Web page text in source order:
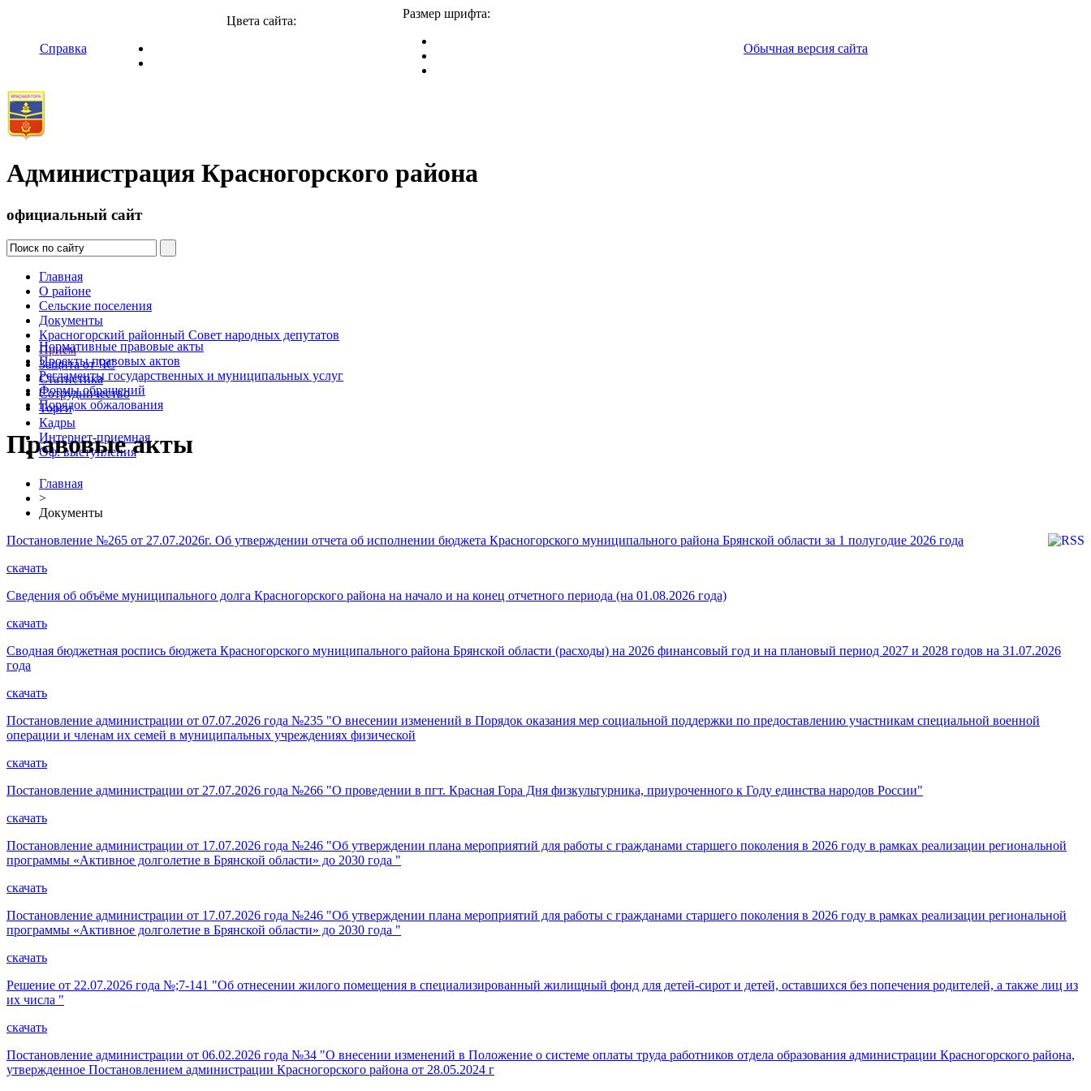
Справка
Цвета сайта:
Размер шрифта:
Обычная версия сайта
Администрация Красногорского района
официальный сайт
Главная
О районе
Сельские поселения
Документы
Красногорский районный Совет народных депутатов
Прием
Защита от ЧС
Статистика
Сотрудничество
Торги
Кадры
Интернет-приемная
Оф. выступления
Нормативные правовые акты
Проекты правовых актов
Регламенты государственных и муниципальных услуг
Формы обращений
Порядок обжалования
Правовые акты
Главная
>
Документы
Постановление №265 от 27.07.2026г. Об утверждении отчета об исполнении бюджета Красногорского муниципального района Брянской области за 1 полугодие 2026 года
скачать
Сведения об объёме муниципального долга Красногорского района на начало и на конец отчетного периода (на 01.08.2026 года)
скачать
Сводная бюджетная роспись бюджета Красногорского муниципального района Брянской области (расходы) на 2026 финансовый год и на плановый период 2027 и 2028 годов на 31.07.2026
года
скачать
Постановление администрации от 07.07.2026 года №235 "О внесении изменений в Порядок оказания мер социальной поддержки по предоставлению участникам специальной военной
операции и членам их семей в муниципальных учреждениях физической
скачать
Постановление администрации от 27.07.2026 года №266 "О проведении в пгт. Красная Гора Дня физкультурника, приуроченного к Году единства народов России"
скачать
Постановление администрации от 17.07.2026 года №246 "Об утверждении плана мероприятий для работы с гражданами старшего поколения в 2026 году в рамках реализации региональной
программы «Активное долголетие в Брянской области» до 2030 года "
скачать
Постановление администрации от 17.07.2026 года №246 "Об утверждении плана мероприятий для работы с гражданами старшего поколения в 2026 году в рамках реализации региональной
программы «Активное долголетие в Брянской области» до 2030 года "
скачать
Решение от 22.07.2026 года №;7-141 "Об отнесении жилого помещения в специализированный жилищный фонд для детей-сирот и детей, оставшихся без попечения родителей, а также лиц из
их числа "
скачать
Постановление администрации от 06.02.2026 года №34 "О внесении изменений в Положение о системе оплаты труда работников отдела образования администрации Красногорского района,
утвержденное Постановлением администрации Красногорского района от 28.05.2024 г